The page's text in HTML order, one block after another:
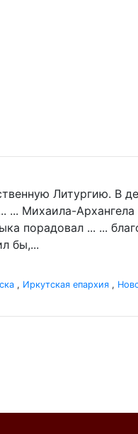
Литургию. В
... Михаила-
порадовал ... ...
бы,...
, Иркутская епархия ,